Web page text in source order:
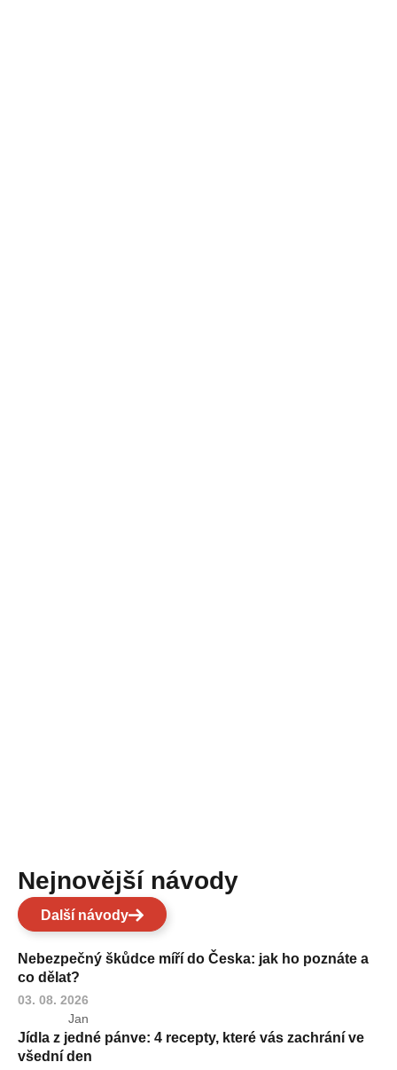
Nejnovější návody
Další návody
Nebezpečný škůdce míří do Česka: jak ho poznáte a
co dělat?
03. 08. 2026
Jan
Jídla z jedné pánve: 4 recepty, které vás zachrání ve
všední den